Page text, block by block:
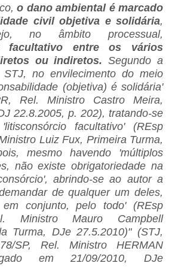
o dano ambiental é marcado
civil objetiva e solidária,
no âmbito processual,
facultativo entre os vários
ou indiretos.Segundo a
STJ, no envilecimento do meio
(objetiva) é solidária'
Rel. Ministro Castro Meira,
22.8.2005, p. 202), tratando-se
facultativo' (REsp
Luiz Fux, Primeira Turma,
mesmo havendo 'múltiplos
não existe obrigatoriedade na
abrindo-se ao autor a
de qualquer um deles,
conjunto, pelo todo' (REsp
Ministro Mauro Campbell
Turma, DJe 27.5.2010)" (STJ,
SP, Rel. Ministro HERMAN
em 21/09/2010, DJe